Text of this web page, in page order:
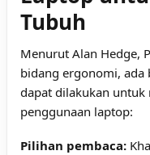
Tubuh
Menurut Alan Hedge,
bidang ergonomi, ada
dapat dilakukan
penggunaan laptop:
Pilihan pembaca: